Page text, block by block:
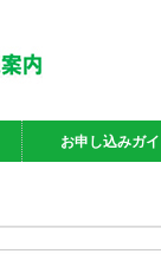
お申し込みガ